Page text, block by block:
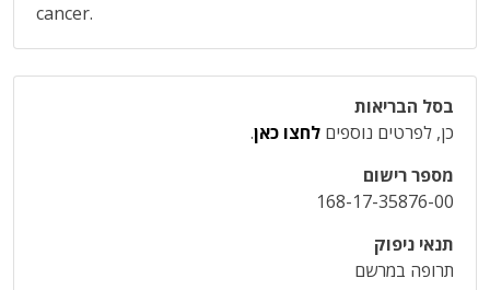
cancer.
בסל הבריאות
כן, לפרטים נוספים לחצו כאן.
מספר רישום
168-17-35876-00
תנאי ניפוק
תרופה במרשם